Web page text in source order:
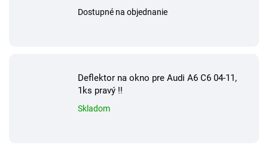
Dostupné na objednanie
Deflektor na okno pre Audi A6 C6 04-11,
1ks pravý !!
Skladom